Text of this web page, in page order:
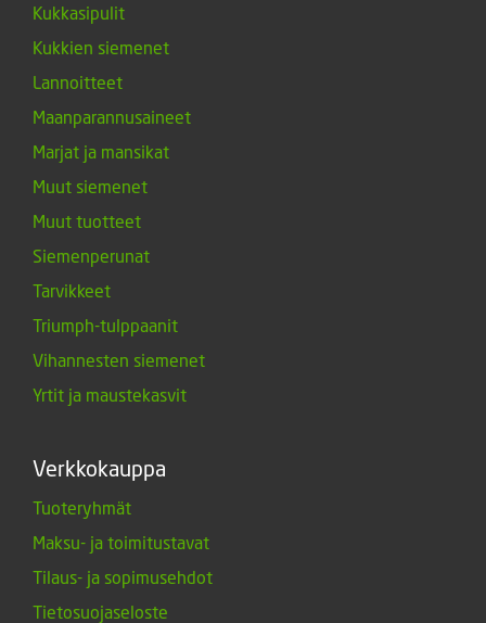
Kukkasipulit
Kukkien siemenet
Lannoitteet
Maanparannusaineet
Marjat ja mansikat
Muut siemenet
Muut tuotteet
Siemenperunat
Tarvikkeet
Triumph-tulppaanit
Vihannesten siemenet
Yrtit ja maustekasvit
Verkkokauppa
Tuoteryhmät
Maksu- ja toimitustavat
Tilaus- ja sopimusehdot
Tietosuojaseloste